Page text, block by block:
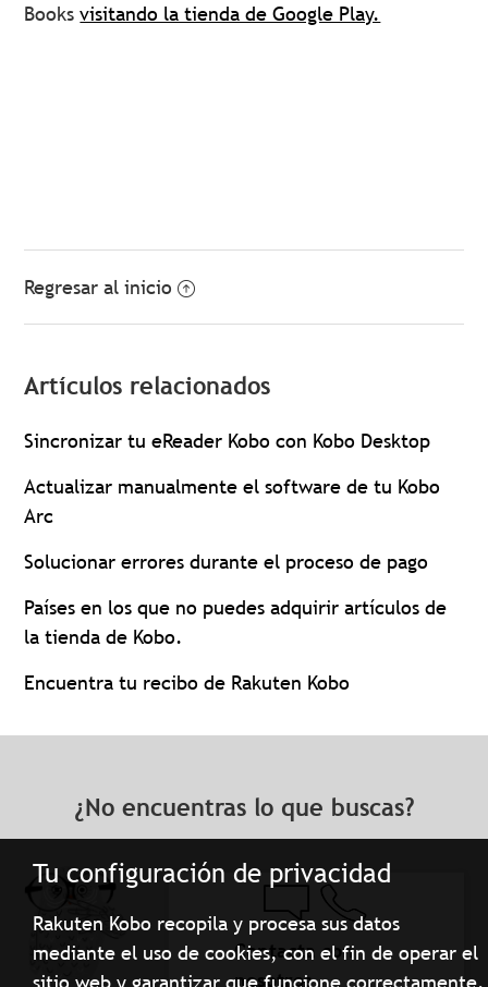
Tu configuración de privacidad
Rakuten Kobo recopila y procesa sus datos
mediante el uso de cookies, con el fin de operar el
Booksvisitando la tienda de Google Play.
Regresar al inicio
Artículos relacionados
Sincronizar tu eReader Kobo con Kobo Desktop
Actualizar manualmente el software de tu Kobo
Arc
Solucionar errores durante el proceso de pago
Países en los que no puedes adquirir artículos de
la tienda de Kobo.
Encuentra tu recibo de Rakuten Kobo
¿No encuentras lo que buscas?
Contacta con
nosotros